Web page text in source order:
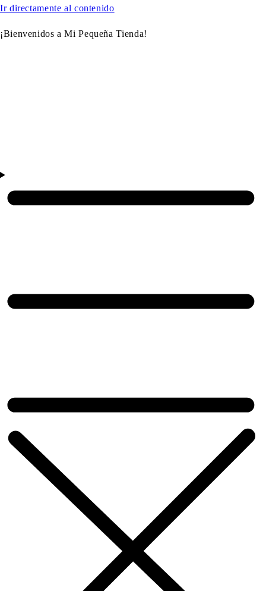
Ir directamente al contenido
¡Bienvenidos a Mi Pequeña Tienda!